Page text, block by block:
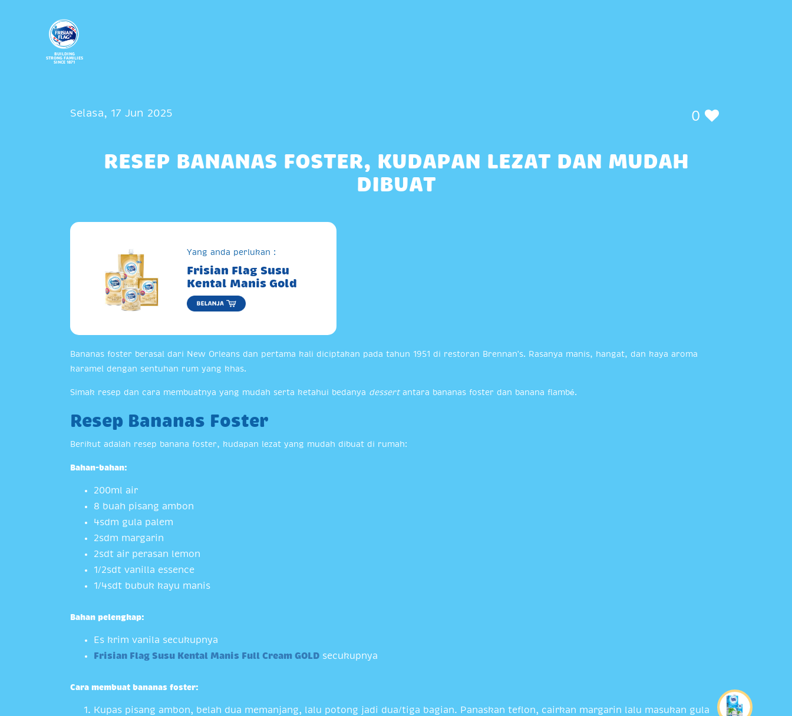
BUILDING
STRONG FAMILIES
SINCE 1871
Selasa, 17 Jun 2025 0
RESEP BANANAS FOSTER, KUDAPAN LEZAT DAN MUDAH
DIBUAT
Yang anda perlukan :
Frisian Flag Susu
Kental Manis Gold
Bananas foster berasal dari New Orleans dan pertama kali diciptakan pada tahun 1951 di restoran Brennan's. Rasanya manis, hangat, dan kaya aroma
karamel dengan sentuhan rum yang khas.
Simak resep dan cara membuatnya yang mudah serta ketahui bedanya dessertantara bananas foster dan banana flambé.
Resep Bananas Foster
Berikut adalah resep banana foster, kudapan lezat yang mudah dibuat di rumah:
Bahan-bahan:
200ml air
8 buah pisang ambon
4sdm gula palem
2sdm margarin
2sdt air perasan lemon
1/2sdt vanilla essence
1/4sdt bubuk kayu manis
Bahan pelengkap:
Es krim vanila secukupnya
Frisian Flag Susu Kental Manis Full Cream GOLD secukupnya
Cara membuat bananas foster:
Kupas pisang ambon, belah dua memanjang, lalu potong jadi dua/tiga bagian. Panaskan teflon, cairkan margarin lalu masukan gula